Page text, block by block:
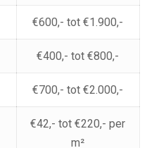
€600,- tot €1.900,-
€400,- tot €800,-
€700,- tot €2.000,-
€42,- tot €220,- per
m²